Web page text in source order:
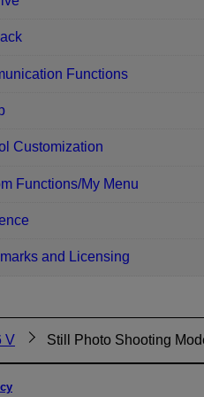
Functions
Customization
Functions/My Menu
and Licensing
V Still Photo Shooting